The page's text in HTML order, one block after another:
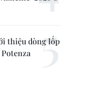
thiệu dòng lốp